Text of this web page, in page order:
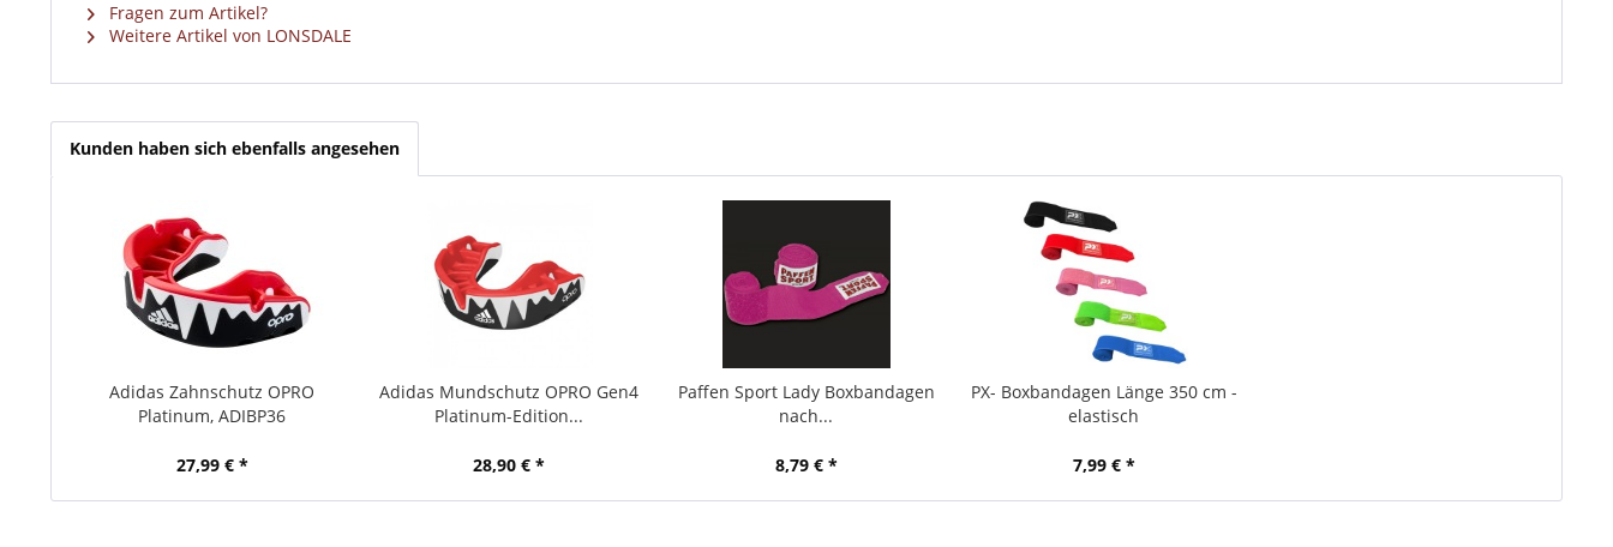
Fragen zum Artikel?
Weitere Artikel von LONSDALE
Kunden haben sich ebenfalls angesehen
Adidas Zahnschutz OPRO
Platinum, ADIBP36
27,99 € *
Adidas Mundschutz OPRO Gen4
Platinum-Edition...
28,90 € *
Paffen Sport Lady Boxbandagen
nach...
8,79 € *
PX- Boxbandagen Länge 350 cm -
elastisch
7,99 € *